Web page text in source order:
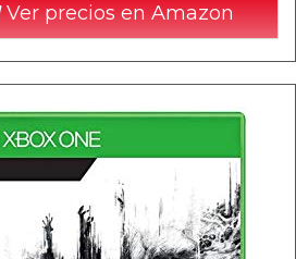
Ver precios en Amazon